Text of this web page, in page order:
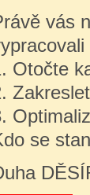
vás
Otočte
se